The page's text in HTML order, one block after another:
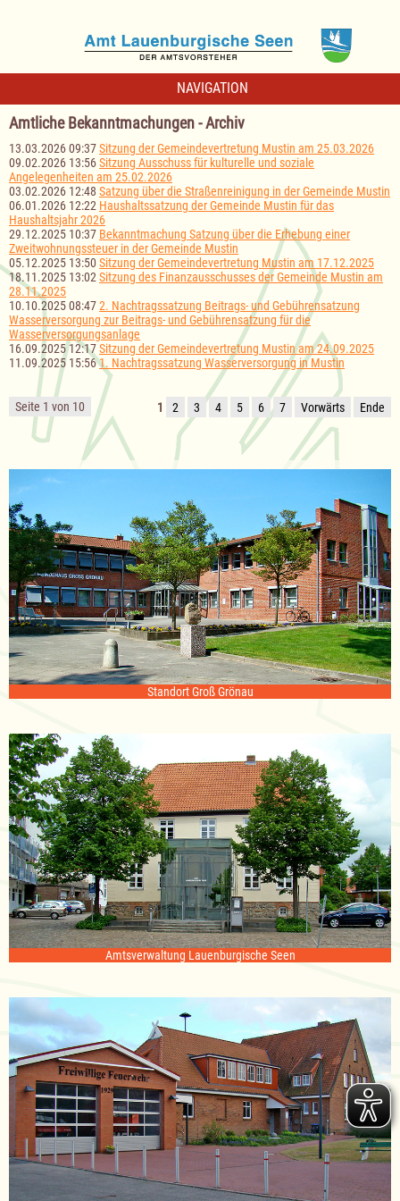
NAVIGATION
Amtliche Bekanntmachungen - Archiv
13.03.2026 09:37Sitzung der Gemeindevertretung Mustin am 25.03.2026
09.02.2026 13:56Sitzung Ausschuss für kulturelle und soziale
Angelegenheiten am 25.02.2026
03.02.2026 12:48 Satzung über die Straßenreinigung in der Gemeinde Mustin
06.01.2026 12:22 Haushaltssatzung der Gemeinde Mustin für das
Haushaltsjahr 2026
29.12.2025 10:37 Bekanntmachung Satzung über die Erhebung einer
Zweitwohnungssteuer in der Gemeinde Mustin
05.12.2025 13:50 Sitzung der Gemeindevertretung Mustin am 17.12.2025
18.11.2025 13:02 Sitzung des Finanzausschusses der Gemeinde Mustin am
28.11.2025
10.10.2025 08:472. Nachtragssatzung Beitrags- und Gebührensatzung
Wasserversorgung zur Beitrags- und Gebührensatzung für die
Wasserversorgungsanlage
16.09.2025 12:17Sitzung der Gemeindevertretung Mustin am 24.09.2025
11.09.2025 15:561. Nachtragssatzung Wasserversorgung in Mustin
Seite 1 von 10 1 2 3 4 5 6 7 Vorwärts Ende
Standort Groß Grönau
Amtsverwaltung Lauenburgische Seen